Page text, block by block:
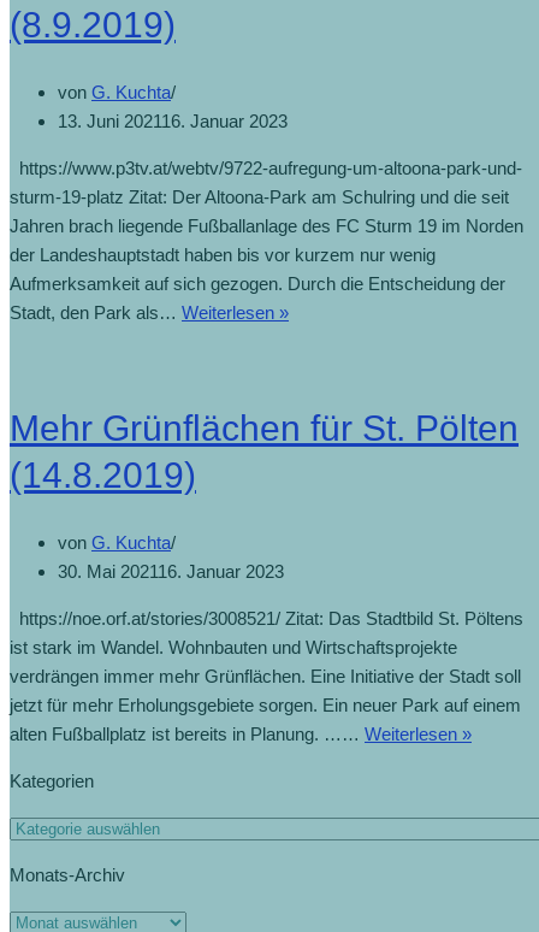
(8.9.2019)
von G. Kuchta
13. Juni 202116. Januar 2023
https://www.p3tv.at/webtv/9722-aufregung-um-altoona-park-und-
sturm-19-platz Zitat: Der Altoona-Park am Schulring und die seit
Jahren brach liegende Fußballanlage des FC Sturm 19 im Norden
der Landeshauptstadt haben bis vor kurzem nur wenig
Aufmerksamkeit auf sich gezogen. Durch die Entscheidung der
Stadt, den Park als… Weiterlesen »
Mehr Grünflächen für St. Pölten
(14.8.2019)
von G. Kuchta
30. Mai 202116. Januar 2023
https://noe.orf.at/stories/3008521/ Zitat: Das Stadtbild St. Pöltens
ist stark im Wandel. Wohnbauten und Wirtschaftsprojekte
verdrängen immer mehr Grünflächen. Eine Initiative der Stadt soll
jetzt für mehr Erholungsgebiete sorgen. Ein neuer Park auf einem
alten Fußballplatz ist bereits in Planung. …… Weiterlesen »
Kategorien
Monats-Archiv